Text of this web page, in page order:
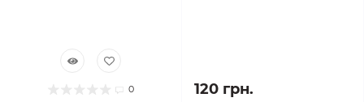
0 120 грн.